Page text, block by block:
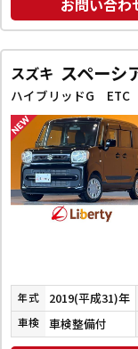
お問い合わ
スズキ スペーシ
年式 2019(平成31)年
車検 車検整備付